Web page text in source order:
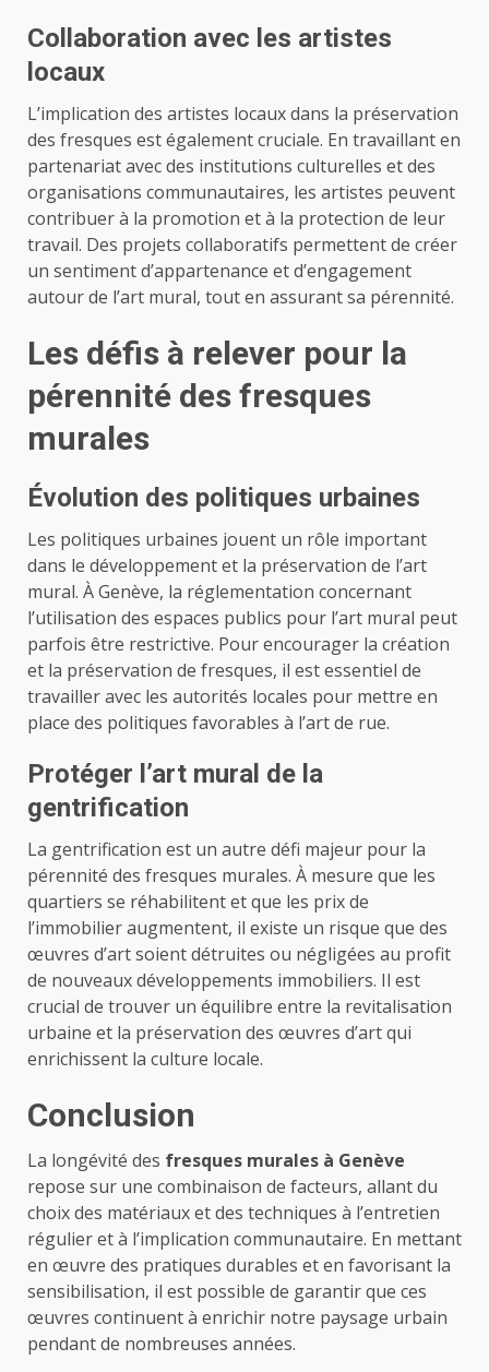
Collaboration avec les artistes
locaux
L’implication des artistes locaux dans la préservation
des fresques est également cruciale. En travaillant en
partenariat avec des institutions culturelles et des
organisations communautaires, les artistes peuvent
contribuer à la promotion et à la protection de leur
travail. Des projets collaboratifs permettent de créer
un sentiment d’appartenance et d’engagement
autour de l’art mural, tout en assurant sa pérennité.
Les défis à relever pour la
pérennité des fresques
murales
Évolution des politiques urbaines
Les politiques urbaines jouent un rôle important
dans le développement et la préservation de l’art
mural. À Genève, la réglementation concernant
l’utilisation des espaces publics pour l’art mural peut
parfois être restrictive. Pour encourager la création
et la préservation de fresques, il est essentiel de
travailler avec les autorités locales pour mettre en
place des politiques favorables à l’art de rue.
Protéger l’art mural de la
gentrification
La gentrification est un autre défi majeur pour la
pérennité des fresques murales. À mesure que les
quartiers se réhabilitent et que les prix de
l’immobilier augmentent, il existe un risque que des
œuvres d’art soient détruites ou négligées au profit
de nouveaux développements immobiliers. Il est
crucial de trouver un équilibre entre la revitalisation
urbaine et la préservation des œuvres d’art qui
enrichissent la culture locale.
Conclusion
La longévité des fresques murales à Genève
repose sur une combinaison de facteurs, allant du
choix des matériaux et des techniques à l’entretien
régulier et à l’implication communautaire. En mettant
en œuvre des pratiques durables et en favorisant la
sensibilisation, il est possible de garantir que ces
œuvres continuent à enrichir notre paysage urbain
pendant de nombreuses années.